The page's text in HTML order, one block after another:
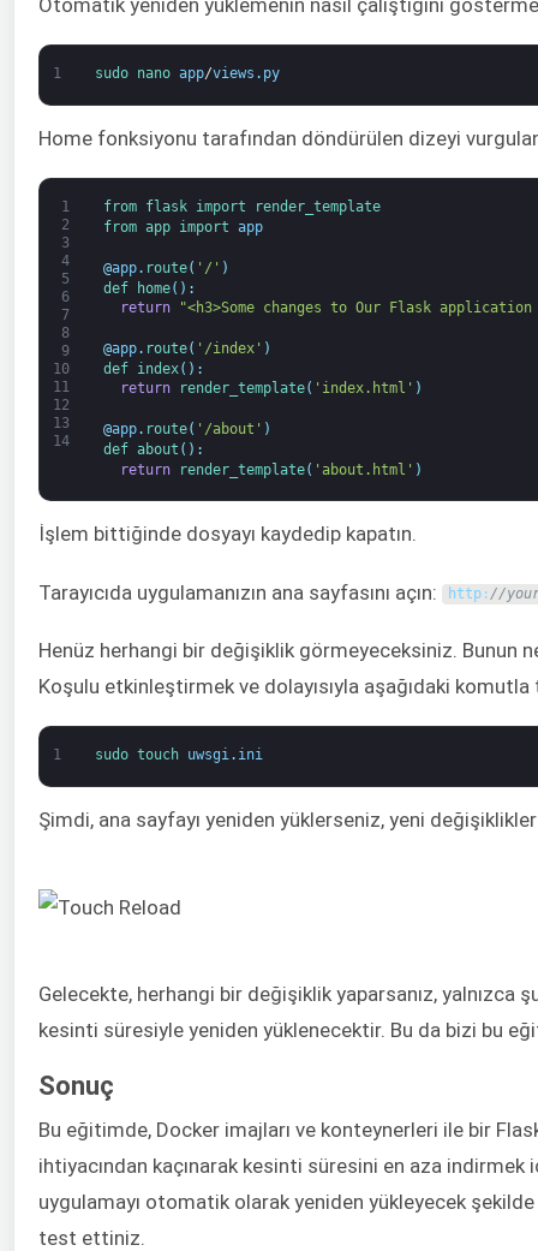
1 sudo nano app/views . py
Home fonksiyonu tarafından döndürülen dizeyi
1
2
3
4
5
6
7
8
9
10
11
12
13
14
from flask import
render_template
from app import app
@app. route( '/' )
def
home( ) :
return
"<h3>Some changes to Our Flask
@app. route( '/index' )
def index( ) :
return
render_template( 'index.html' )
@app. route( '/about' )
def about ( ) :
return
render_template( 'about.html' )
İşlem bittiğinde dosyayı kaydedip kapatın.
Tarayıcıda uygulamanızın ana sayfasını açın: http: //
Henüz herhangi bir değişiklik görmeyeceksiniz. Bunun
Koşulu etkinleştirmek ve dolayısıyla aşağıdaki
1 sudo touch uwsgi. ini
Şimdi, ana sayfayı yeniden yüklerseniz, yeni
Gelecekte, herhangi bir değişiklik yaparsanız, yalnızca
kesinti süresiyle yeniden yüklenecektir. Bu da bizi bu
Sonuç
Bu eğitimde, Docker imajları ve konteynerleri ile bir
ihtiyacından kaçınarak kesinti süresini en aza indirmek
uygulamayı otomatik olarak yeniden yükleyecek şekilde
test ettiniz.